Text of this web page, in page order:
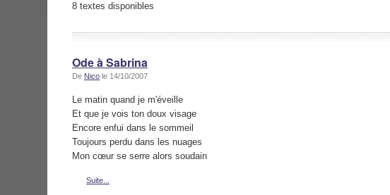
8 textes disponibles
Ode à Sabrina
De Nico le 14/10/2007
Le matin quand je m'éveille
Et que je vois ton doux visage
Encore enfui dans le sommeil
Toujours perdu dans les nuages
Mon cœur se serre alors soudain
Suite...